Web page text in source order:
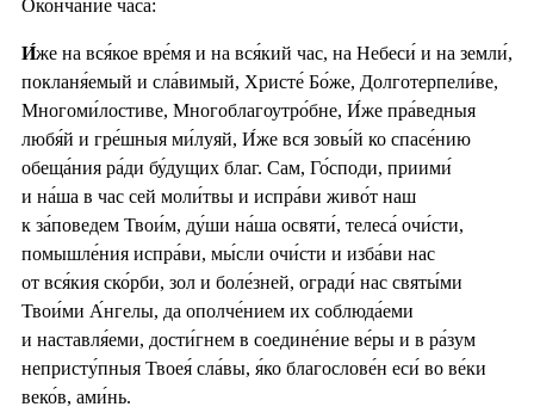
Окончание часа:
И́же на вся́кое вре́мя и на вся́кий час, на Небеси́ и на земли́,
покланя́емый и сла́вимый, Христе́ Бо́же, Долготерпели́ве,
Многоми́лостиве, Многоблагоутро́бне, И́же пра́ведныя
любя́й и гре́шныя ми́луяй, И́же вся зовы́й ко спасе́нию
обеща́ния ра́ди бу́дущих благ. Сам, Го́споди, приими́
и на́ша в час сей моли́твы и испра́ви живо́т наш
к за́поведем Твои́м, ду́ши на́ша освяти́, телеса́ очи́сти,
помышле́ния испра́ви, мы́сли очи́сти и изба́ви нас
от вся́кия ско́рби, зол и боле́зней, огради́ нас святы́ми
Твои́ми А́нгелы, да ополче́нием их соблюда́еми
и наставля́еми, дости́гнем в соедине́ние ве́ры и в ра́зум
непристу́пныя Твоея́ сла́вы, я́ко благослове́н еси́ во ве́ки
веко́в, ами́нь.